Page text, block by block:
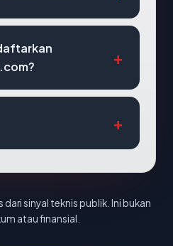
sinyal teknis publik. Ini bukan
atau finansial.